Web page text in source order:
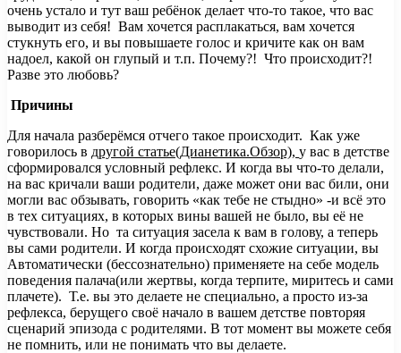
очень устало и тут ваш ребёнок делает что-то такое, что вас
выводит из себя! Вам хочется расплакаться, вам хочется
стукнуть его, и вы повышаете голос и кричите как он вам
надоел, какой он глупый и т.п. Почему?! Что происходит?!
Разве это любовь?
Причины
Для начала разберёмся отчего такое происходит. Как уже
говорилось в другой статье(Дианетика.Обзор), у вас в детстве
сформировался условный рефлекс. И когда вы что-то делали,
на вас кричали ваши родители, даже может они вас били, они
могли вас обзывать, говорить «как тебе не стыдно» -и всё это
в тех ситуациях, в которых вины вашей не было, вы её не
чувствовали. Но та ситуация засела к вам в голову, а теперь
вы сами родители. И когда происходят схожие ситуации, вы
Автоматически (бессознательно) применяете на себе модель
поведения палача(или жертвы, когда терпите, миритесь и сами
плачете). Т.е. вы это делаете не специально, а просто из-за
рефлекса, берущего своё начало в вашем детстве повторяя
сценарий эпизода с родителями. В тот момент вы можете себя
не помнить, или не понимать что вы делаете.